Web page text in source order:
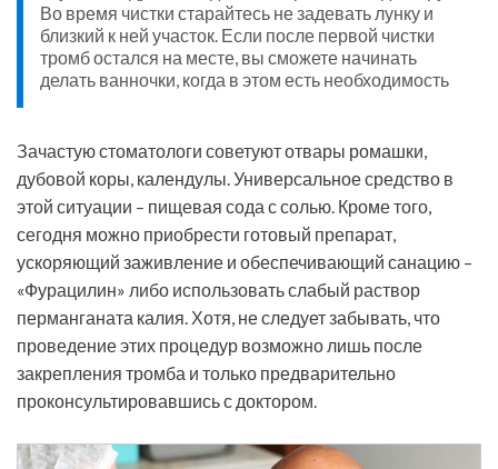
Во время чистки старайтесь не задевать лунку и
близкий к ней участок. Если после первой чистки
тромб остался на месте, вы сможете начинать
делать ванночки, когда в этом есть необходимость
Зачастую стоматологи советуют отвары ромашки,
дубовой коры, календулы. Универсальное средство в
этой ситуации – пищевая сода с солью. Кроме того,
сегодня можно приобрести готовый препарат,
ускоряющий заживление и обеспечивающий санацию –
«Фурацилин» либо использовать слабый раствор
перманганата калия. Хотя, не следует забывать, что
проведение этих процедур возможно лишь после
закрепления тромба и только предварительно
проконсультировавшись с доктором.